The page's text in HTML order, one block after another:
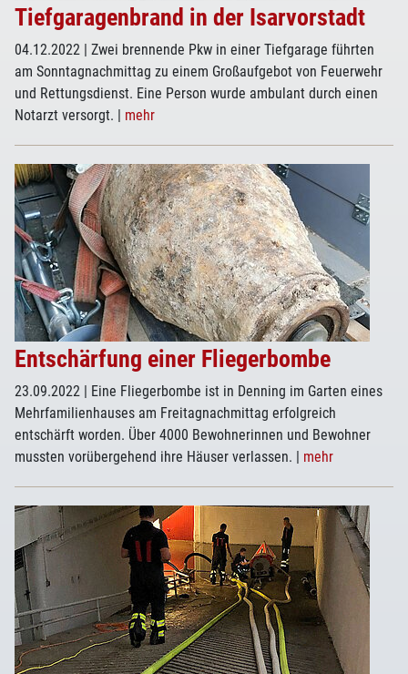
Tiefgaragenbrand in der Isarvorstadt
04.12.2022 | Zwei brennende Pkw in einer Tiefgarage führten
am Sonntagnachmittag zu einem Großaufgebot von Feuerwehr
und Rettungsdienst. Eine Person wurde ambulant durch einen
Notarzt versorgt. | mehr
Entschärfung einer Fliegerbombe
23.09.2022 | Eine Fliegerbombe ist in Denning im Garten eines
Mehrfamilienhauses am Freitagnachmittag erfolgreich
entschärft worden. Über 4000 Bewohnerinnen und Bewohner
mussten vorübergehend ihre Häuser verlassen. | mehr